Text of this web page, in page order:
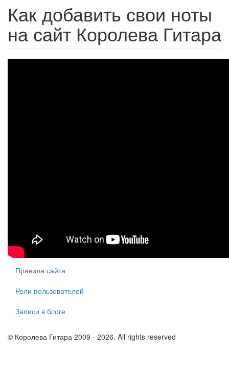
Как добавить свои ноты
на сайт Королева Гитара
Правила сайта
Роли пользователей
Записи в блоге
© Королева Гитара 2009 - 2026. All rights reserved